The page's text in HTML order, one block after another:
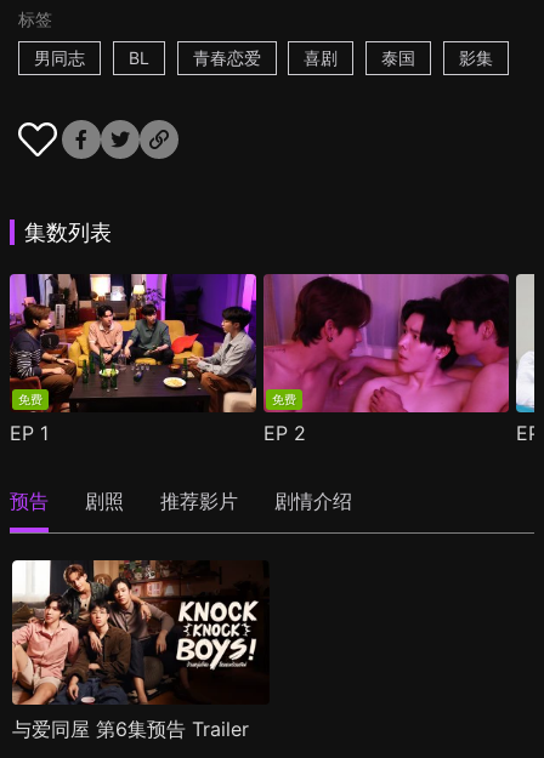
标签
男同志
BL 青春恋爱 喜剧 泰国 影集
集数列表
免费
EP 1
免费
EP 2
预告 剧照 推荐影片 剧情介绍
与爱同屋 第6集预告 Trailer